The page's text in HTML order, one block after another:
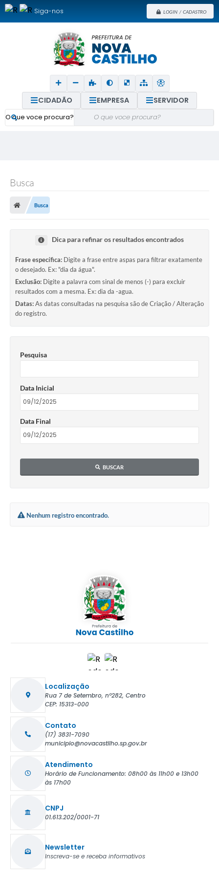
LOGIN / CADASTRO
O que voce procura?
Siga-nos
CIDADÃO EMPRESA SERVIDOR
Busca
Busca
Dica para refinar os resultados encontrados
Frase específica: Digite a frase entre aspas para filtrar exatamente
o desejado. Ex: "dia da água".
Exclusão: Digite a palavra com sinal de menos (-) para excluir
resultados com a mesma. Ex: dia da -agua.
Datas:As datas consultadas na pesquisa são de Criação / Alteração
do registro.
Pesquisa
Data Inicial
Data Final
BUSCAR
Nenhum registro encontrado.
Localização
Rua 7 de Setembro, nº282, Centro
CEP: 15313-000
Contato
(17) 3831-7090
municipio@novacastilho.sp.gov.br
Atendimento
Horário de Funcionamento: 08h00 às 11h00 e 13h00
às 17h00
CNPJ
01.613.202/0001-71
Newsletter
Inscreva-se e receba informativos